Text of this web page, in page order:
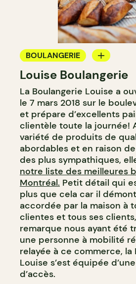
BOULANGERIE
COMPTOIR
Louise Boulangerie
La Boulangerie Louise a
le 7 mars 2018 sur le
et prépare d’excellents
clientèle toute la journée!
variété de produits de
abordables et en raison
des plus sympathiques,
notre liste des meilleures
Montréal. Petit détail qui
plus que cela car il
accordée par la maison à
clientes et tous ses
remarque nous ayant été
une personne à mobilité
relayée à ce commerce, la
Louise s’est équipée
d’accès.